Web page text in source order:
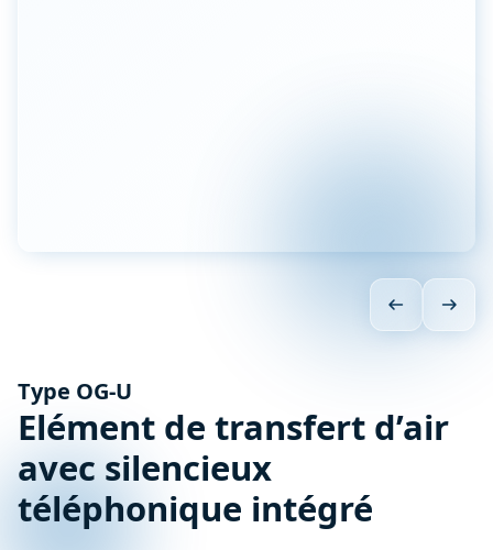
Type OG-U
Elément de transfert d’air
avec silencieux
téléphonique intégré